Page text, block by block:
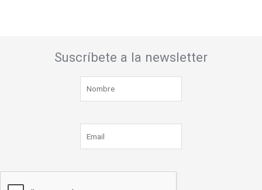
Suscríbete a la newsletter